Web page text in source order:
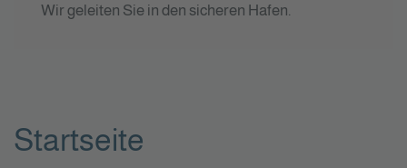
Wir geleiten Sie in den sicheren Hafen.
Startseite